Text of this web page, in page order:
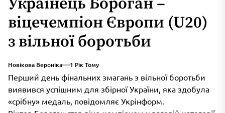
Українець Бороган –
віцечемпіон Європи (U20)
з вільної боротьби
Новікова Вероніка 1 Рік Тому
Перший день фінальних змагань з вільної боротьби
виявився успішним для збірної України, яка здобула
«срібну» медаль, повідомляє Укрінформ.